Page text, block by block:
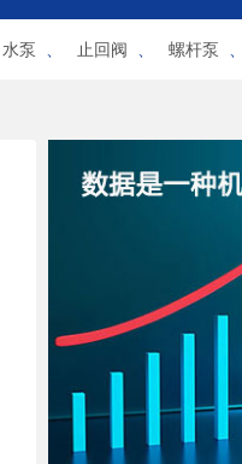
水泵 止回阀 螺杆泵